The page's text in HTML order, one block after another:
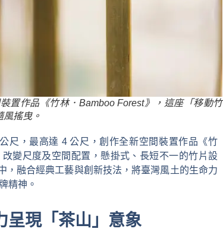
置作品《竹林．Bamboo Forest》，這座「移動竹
搖曳。
尺，最高達 4 公尺，創作全新空間裝置作品《竹
變尺度及空間配置，懸掛式、長短不一的竹片設
，融合經典工藝與創新技法，將臺灣風土的生命力
精神。
呈現「茶山」意象